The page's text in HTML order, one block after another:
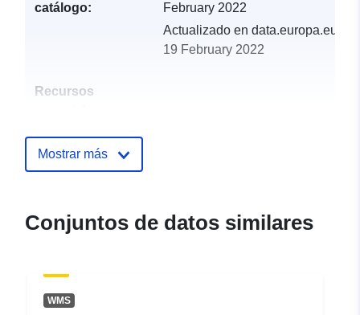
catálogo:
February 2022
Actualizado en data.europa.eu:
19 February 2022
Recursos
Identificadores:
9888-4e67-9036-
Mostrar más
Conjuntos de datos similares
WMS